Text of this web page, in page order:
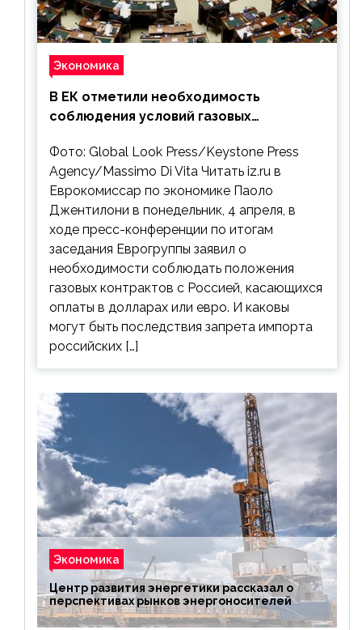
Экономика
В ЕК отметили необходимость
соблюдения условий газовых
Фото: Global Look Press/Keystone Press
Agency/Massimo Di Vita Читать iz.ru в
Еврокомиссар по экономике Паоло
Джентилони в понедельник, 4 апреля, в
ходе пресс-конференции по итогам
заседания Еврогруппы заявил о
необходимости соблюдать положения
газовых контрактов с Россией, касающихся
оплаты в долларах или евро. И каковы
могут быть последствия запрета импорта
российских […]
Экономика
Центр развития энергетики рассказал о
перспективах рынков энергоносителей